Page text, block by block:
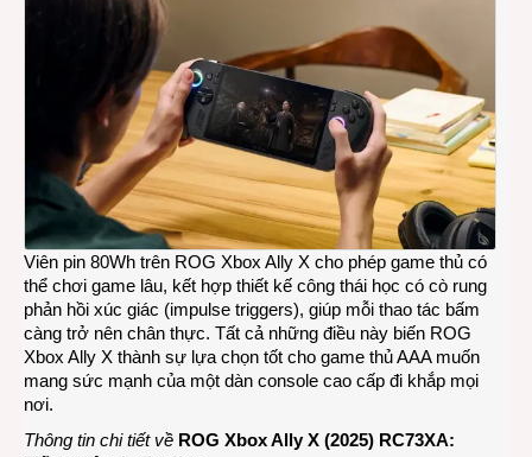
Viên pin 80Wh trên ROG Xbox Ally X cho phép game thủ có
thể chơi game lâu, kết hợp thiết kế công thái học có cò rung
phản hồi xúc giác (impulse triggers), giúp mỗi thao tác bấm
càng trở nên chân thực. Tất cả những điều này biến ROG
Xbox Ally X thành sự lựa chọn tốt cho game thủ AAA muốn
mang sức mạnh của một dàn console cao cấp đi khắp mọi
nơi.
Thông tin chi tiết về ROG Xbox Ally X (2025) RC73XA: